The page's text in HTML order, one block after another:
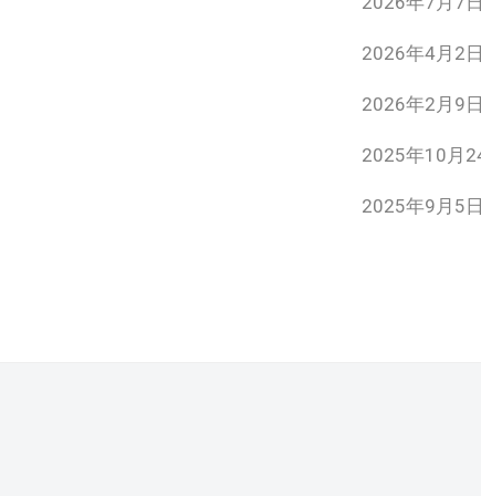
2026年4月2日
2026年2月9日
2025年10月
2025年9月5日